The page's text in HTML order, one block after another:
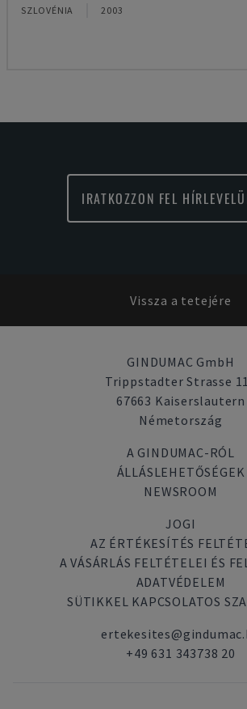
SZLOVÉNIA 2003
IRATKOZZON FEL
Vissza a tetejére
GINDUMAC GmbH
Trippstadter Strasse
67663 Kaiserslautern
Németország
A GINDUMAC-RÓL
ÁLLÁSLEHETŐSÉGEK
NEWSROOM
JOGI
AZ ÉRTÉKESÍTÉS
A VÁSÁRLÁS FELTÉTELEI ÉS
ADATVÉDELEM
SÜTIKKEL KAPCSOLATOS
+49 631 343738 20